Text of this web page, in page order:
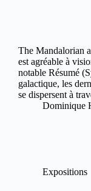
The Mandalorian
est agréable à
notable Résumé
galactique, les
se dispersent à
Dominique
Expositions